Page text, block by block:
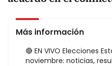
Más información
🔴 EN VIVO Elecciones
noviembre: noticias,